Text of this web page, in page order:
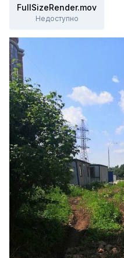
FullSizeRender.mov
Недоступно